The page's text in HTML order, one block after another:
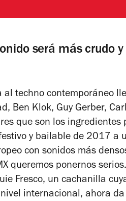
será más crudo
al techno contemporáneo
Ben Klok, Guy Gerber,
que son los
y bailable de 2017 a
con sonidos más
queremos ponernos
Fresco, un cachanilla
internacional, ahora